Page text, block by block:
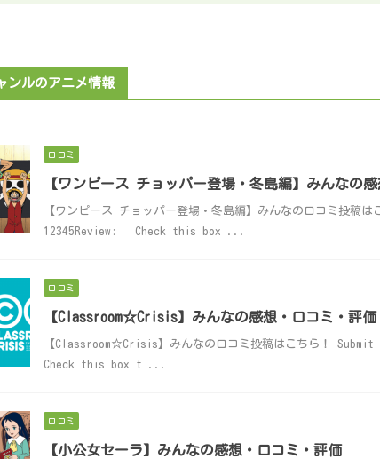
ンルのアニメ情報
口コミ
【ワンピース チョッパー登場・冬島編】みんなの
【ワンピース チョッパー登場・冬島編】みんなの口コミ投
12345Review: Check this box ...
口コミ
【Classroom☆Crisis】みんなの感想・口コミ・評価
【Classroom☆Crisis】みんなの口コミ投稿はこちら！
Check this box t ...
口コミ
【小公女セーラ】みんなの感想・口コミ・評価